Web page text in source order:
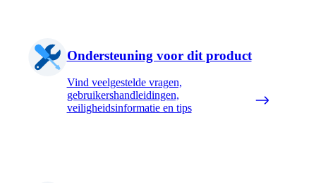
Ondersteuning voor dit product
Vind veelgestelde vragen,
gebruikershandleidingen,
veiligheidsinformatie en tips